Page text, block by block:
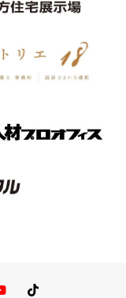
You TubeTikTok